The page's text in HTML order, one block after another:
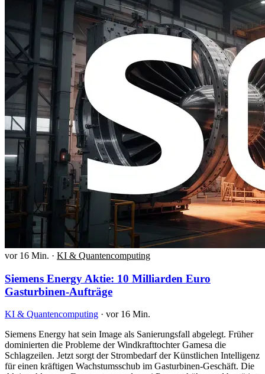
vor 16 Min. · KI & Quantencomputing
Siemens Energy Aktie: 10 Milliarden Euro
Gasturbinen-Aufträge
KI & Quantencomputing · vor 16 Min.
Siemens Energy hat sein Image als Sanierungsfall abgelegt. Früher
dominierten die Probleme der Windkrafttochter Gamesa die
Schlagzeilen. Jetzt sorgt der Strombedarf der Künstlichen Intelligenz
für einen kräftigen Wachstumsschub im Gasturbinen-Geschäft. Die